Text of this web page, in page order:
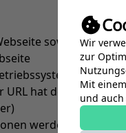
sowie Datum
URL hat der Benutzer
werden nicht
Wir
zur
Mit
und